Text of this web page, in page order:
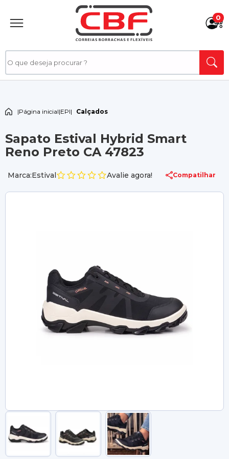
0
|Página inicial|EPI| Calçados
Sapato Estival Hybrid Smart
Reno Preto CA 47823
Marca:Estival Avalie agora! Compatilhar